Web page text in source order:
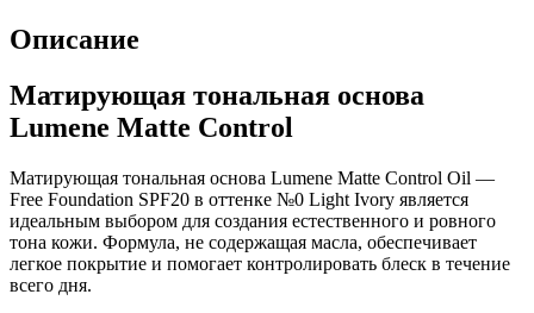
Описание
Матирующая тональная основа
Lumene Matte Control
Матирующая тональная основа Lumene Matte Control Oil —
Free Foundation SPF20 в оттенке №0 Light Ivory является
идеальным выбором для создания естественного и ровного
тона кожи. Формула, не содержащая масла, обеспечивает
легкое покрытие и помогает контролировать блеск в течение
всего дня.